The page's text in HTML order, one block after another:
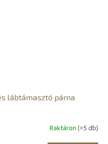
lábtámasztó párna
Raktáron (>5 db)